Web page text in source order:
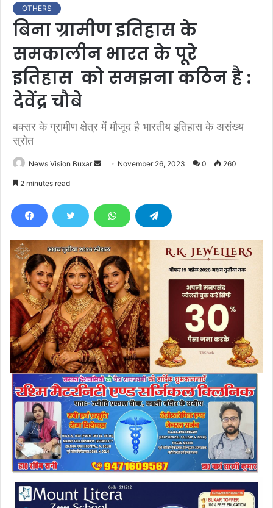
OTHERS
बिना ग्रामीण इतिहास के
समकालीन भारत के पूरे
इतिहास को समझना कठिन है :
देवेंद्र चौबे
बक्सर के ग्रामीण क्षेत्र में मौजूद है भारतीय इतिहास के असंख्य
स्रोत
News Vision Buxar
d
e
m
a
i
l
November 26, 2023 0 260
2 minutes read